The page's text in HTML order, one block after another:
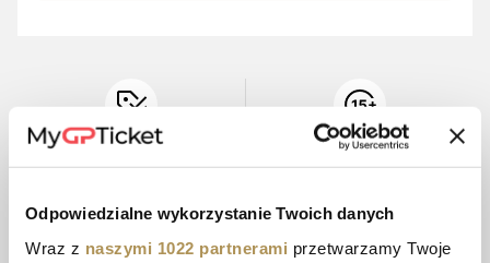
Odpowiedzialne wykorzystanie Twoich danych
Wraz z naszymi 1022 partnerami przetwarzamy Twoje
CENY
15+ LAT
DOŚWIADCZENIA